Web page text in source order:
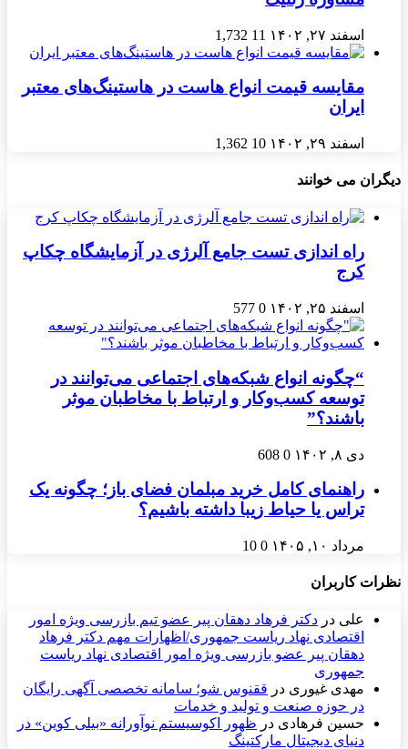
اسفند ۲۷, ۱۴۰۲ 11
1,732
مقایسه قیمت انواع هاست در هاستینگ‌های معتبر
ایران
اسفند ۲۹, ۱۴۰۲ 10
1,362
دیگران می خوانند
راه اندازی تست جامع آلرژی در آزمایشگاه چکاپ
کرج
اسفند ۲۵, ۱۴۰۲ 0
577
“چگونه انواع شبکه‌های اجتماعی می‌توانند در
توسعه کسب‌وکار و ارتباط با مخاطبان موثر
باشند؟”
دی ۸, ۱۴۰۲ 0
608
راهنمای کامل خرید مبلمان فضای باز؛ چگونه یک
تراس یا حیاط زیبا داشته باشیم؟
مرداد ۱۰, ۱۴۰۵ 0
10
نظرات کاربران
علی در دکتر فرهاد دهقان پیر عضو تيم بازرسی ويژه امور
اقتصادی نهاد رياست جمهوری/اظهارات مهم دکتر فرهاد
دهقان پیر عضو بازرسی ویژه امور اقتصادی نهاد ریاست
جمهوری
مهدی غیوری در ققنوس شو؛ سامانه تخصصی آگهی رایگان
در حوزه صنعت و تولید و خدمات
حسین فرهادی در ظهور اکوسیستم نوآورانه «بیلی کوین» در
دنیای دیجیتال مارکتینگ